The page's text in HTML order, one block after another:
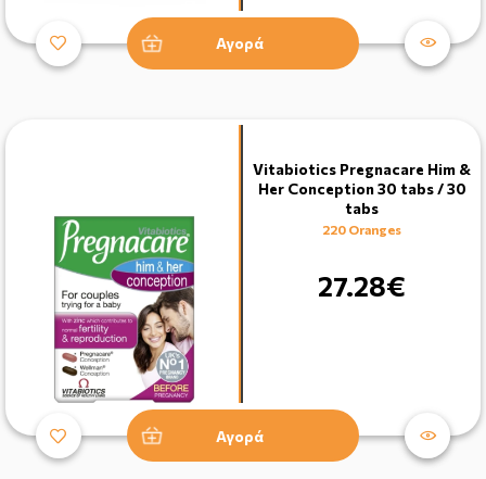
Αγορά
Vitabiotics Pregnacare Him &
Her Conception 30 tabs / 30
tabs
220 Oranges
27.28€
Αγορά